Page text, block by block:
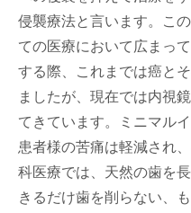
侵襲療法と言います。こ
ての医療において広まっ
する際、これまでは癌と
ましたが、現在では内視
てきています。ミニマル
患者様の苦痛は軽減され
科医療では、天然の歯を
きるだけ歯を削らない、